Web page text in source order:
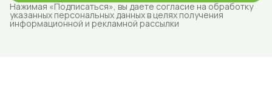
Нажимая «Подписаться», вы даете согласие на обработку
указанных персональных данных в целях получения
информационной и рекламной рассылки